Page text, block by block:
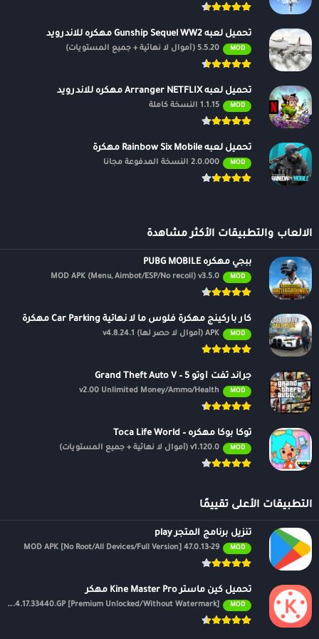
عن لعبة سريعة لتسلية نفسك أو لتحدي أصدقائك، فإن هذه اللعبة هي
تنويه:المقال حصري ولا يسمح بنسخه دون إذن. اللعبة متوفرة حاليًا على
أندرويد فقط.
الان عبر موقعنا PlaYalandroiD متجر بلاي ، android store يمكنكم تحميل
العاب مهكرة ، تطبيقات اندرويد بريميوم ، مجاناً يتم مراجعة الألعاب
والبرامج وتحديثات مستمرة اول بأول على، متجر العاب مهكرة.
تحميل لعبه Gunship Sequel WW2 مهكره للاندرويد
MOD 5.5.20 (أموال لا نهائية + جميع المستويات)
تحميل لعبه Arranger NETFLIX مهكره للاندرويد
MOD 1.1.15 النسخة كاملة
تحميل لعبه Rainbow Six Mobile مهكرة
MOD 2.0.000 النسخة المدفوعة مجانًا
الالعاب والتطبيقات الأكثر مشاهدة
ببجي مهكره PUBG MOBILE
MOD
MOD APK (Menu, Aimbot/ESP/No recoil) v3.5.0
كار باركينج مهكرة فلوس ما لا نهائية Car Parking مهكرة
MOD APK (أموال لا حصر لها) v4.8.24.1
جراند ثفت أوتو 5 – Grand Theft Auto V
MOD
v2.00 Unlimited Money/Ammo/Health
توكا بوكا مهكره – Toca Life World
MOD v1.120.0 (أموال لا نهائية + جميع المستويات)
التطبيقات الأعلى تقييمًا
تنزيل برنامج المتجر play
MOD
47.0.13-29 MOD APK [No Root/All Devices/Full Version]
تحميل كين ماستر Kine Master Pro مهكر
MOD
APK v7.4.17.33440.GP [Premium Unlocked/Without Watermark]